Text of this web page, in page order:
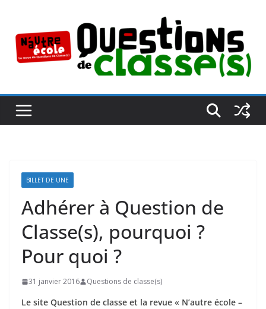
contenu
BILLET DE UNE
Adhérer à Question de
Classe(s), pourquoi ?
Pour quoi ?
31 janvier 2016 Questions de classe(s)
Le site Question de classe et la revue « N’autre école –